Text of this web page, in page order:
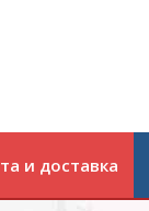
и доставка